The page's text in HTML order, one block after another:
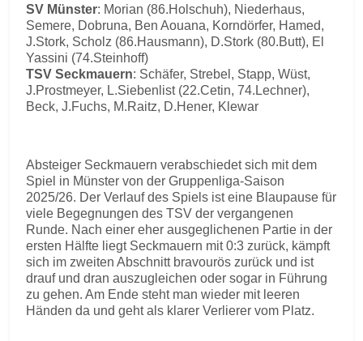
SV Münster: Morian (86.Holschuh), Niederhaus,
Semere, Dobruna, Ben Aouana, Korndörfer, Hamed,
J.Stork, Scholz (86.Hausmann), D.Stork (80.Butt), El
Yassini (74.Steinhoff)
TSV Seckmauern: Schäfer, Strebel, Stapp, Wüst,
J.Prostmeyer, L.Siebenlist (22.Cetin, 74.Lechner),
Beck, J.Fuchs, M.Raitz, D.Hener, Klewar
Absteiger Seckmauern verabschiedet sich mit dem
Spiel in Münster von der Gruppenliga-Saison
2025/26. Der Verlauf des Spiels ist eine Blaupause für
viele Begegnungen des TSV der vergangenen
Runde. Nach einer eher ausgeglichenen Partie in der
ersten Hälfte liegt Seckmauern mit 0:3 zurück, kämpft
sich im zweiten Abschnitt bravourös zurück und ist
drauf und dran auszugleichen oder sogar in Führung
zu gehen. Am Ende steht man wieder mit leeren
Händen da und geht als klarer Verlierer vom Platz.